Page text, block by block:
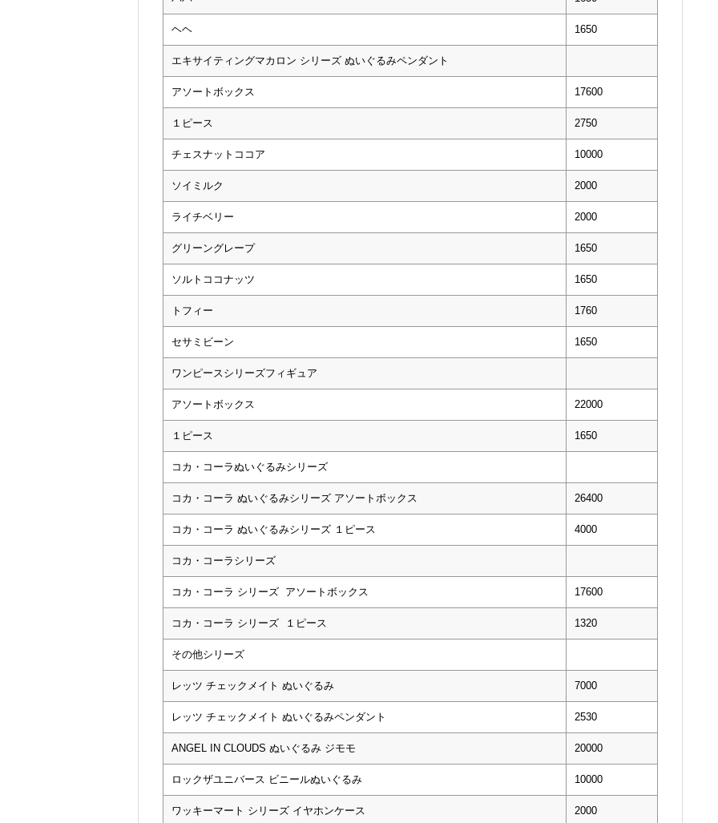
ヘヘ 1650
エキサイティングマカロン シリーズ ぬいぐるみペンダント
アソートボックス 17600
１ピース 2750
チェスナットココア 10000
ソイミルク 2000
ライチベリー 2000
グリーングレープ 1650
ソルトココナッツ 1650
トフィー 1760
セサミビーン 1650
ワンピースシリーズフィギュア
アソートボックス 22000
１ピース 1650
コカ・コーラぬいぐるみシリーズ
コカ・コーラ ぬいぐるみシリーズ アソートボックス 26400
コカ・コーラ ぬいぐるみシリーズ １ピース 4000
コカ・コーラシリーズ
コカ・コーラ シリーズ アソートボックス 17600
コカ・コーラ シリーズ １ピース 1320
その他シリーズ
レッツ チェックメイト ぬいぐるみ 7000
レッツ チェックメイト ぬいぐるみペンダント 2530
ANGEL IN CLOUDS ぬいぐるみ ジモモ 20000
ロックザユニバース ビニールぬいぐるみ 10000
ワッキーマート シリーズ イヤホンケース 2000